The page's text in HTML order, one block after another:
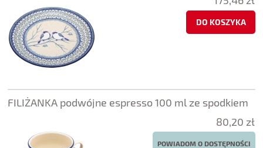
DO KOSZYKA
FILIŻANKA podwójne espresso 100 ml ze spodkiem
80,20 zł
POWIADOM O DOSTĘPNOŚCI